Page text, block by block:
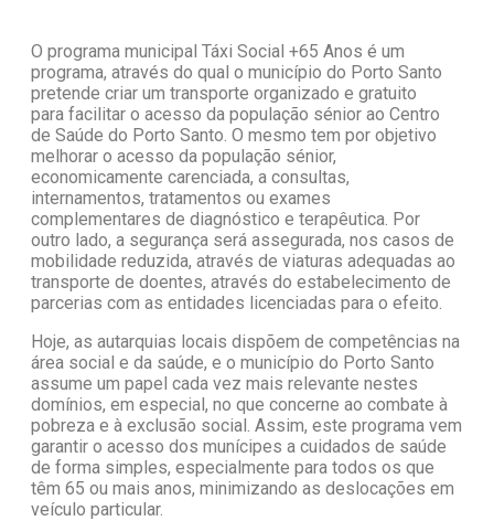
O programa municipal Táxi Social +65 Anos é um
programa, através do qual o município do Porto Santo
pretende criar um transporte organizado e gratuito
para facilitar o acesso da população sénior ao Centro
de Saúde do Porto Santo. O mesmo tem por objetivo
melhorar o acesso da população sénior,
economicamente carenciada, a consultas,
internamentos, tratamentos ou exames
complementares de diagnóstico e terapêutica. Por
outro lado, a segurança será assegurada, nos casos de
mobilidade reduzida, através de viaturas adequadas ao
transporte de doentes, através do estabelecimento de
parcerias com as entidades licenciadas para o efeito.
Hoje, as autarquias locais dispõem de competências na
área social e da saúde, e o município do Porto Santo
assume um papel cada vez mais relevante nestes
domínios, em especial, no que concerne ao combate à
pobreza e à exclusão social. Assim, este programa vem
garantir o acesso dos munícipes a cuidados de saúde
de forma simples, especialmente para todos os que
têm 65 ou mais anos, minimizando as deslocações em
veículo particular.